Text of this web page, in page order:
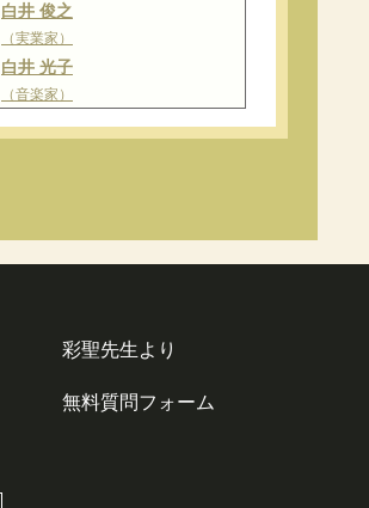
白井 俊之
（実業家）
白井 光子
（音楽家）
彩聖先生より
無料質問フォーム